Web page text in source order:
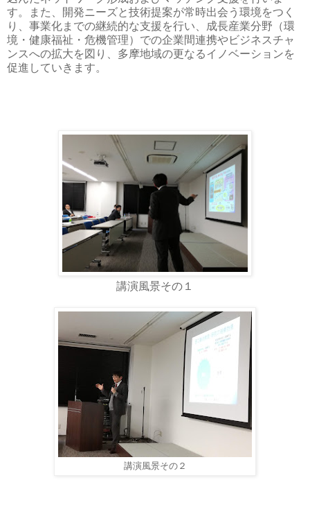
す。また、開発ニーズと技術提案が常時出会う環境をつく
り、事業化までの継続的な支援を行い、成長産業分野（環
境・健康福祉・危機管理）での企業間連携やビジネスチャ
ンスへの拡大を図り、多摩地域の更なるイノベーションを
促進していきます。
講演風景その１
講演風景その２